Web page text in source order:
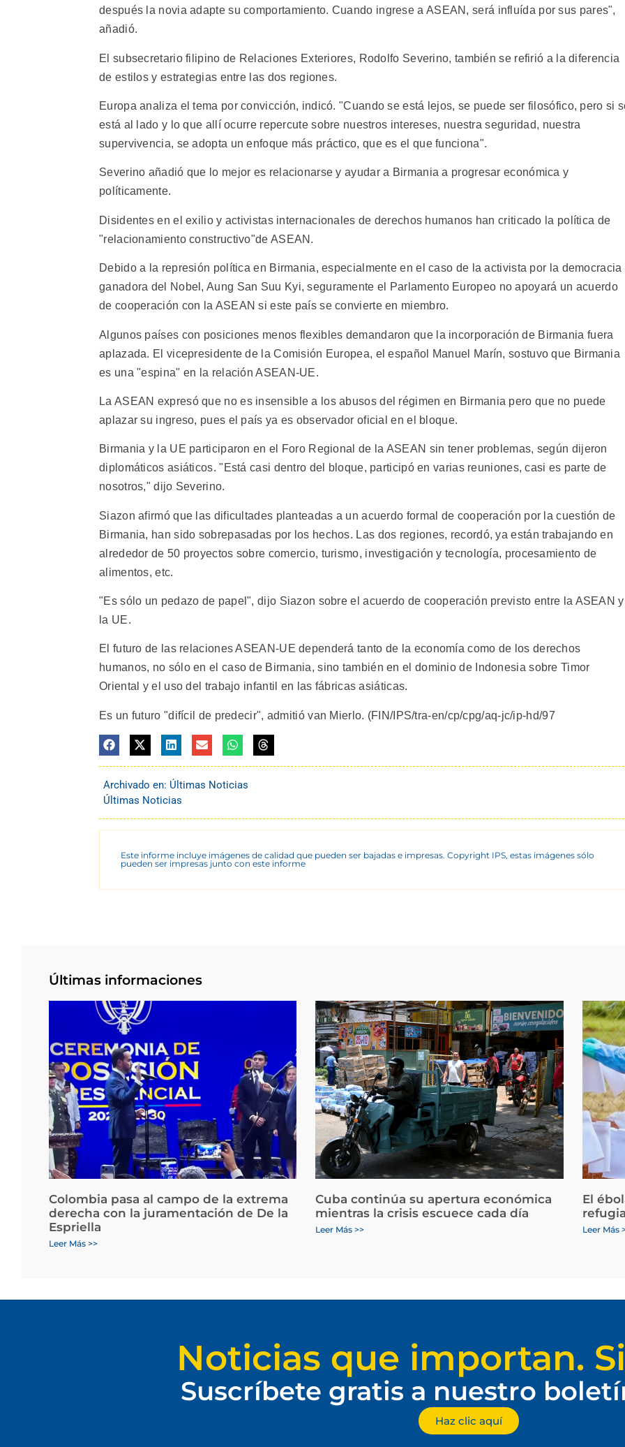
después la novia adapte su comportamiento. Cuando ingrese a ASEAN, será influída por sus pares",
añadió.
El subsecretario filipino de Relaciones Exteriores, Rodolfo Severino, también se refirió a la diferencia
de estilos y estrategias entre las dos regiones.
Europa analiza el tema por convicción, indicó. "Cuando se está lejos, se puede ser filosófico, pero si
está al lado y lo que allí ocurre repercute sobre nuestros intereses, nuestra seguridad, nuestra
supervivencia, se adopta un enfoque más práctico, que es el que funciona".
Severino añadió que lo mejor es relacionarse y ayudar a Birmania a progresar económica y
políticamente.
Disidentes en el exilio y activistas internacionales de derechos humanos han criticado la política de
"relacionamiento constructivo"de ASEAN.
Debido a la represión política en Birmania, especialmente en el caso de la activista por la democracia
ganadora del Nobel, Aung San Suu Kyi, seguramente el Parlamento Europeo no apoyará un acuerdo
de cooperación con la ASEAN si este país se convierte en miembro.
Algunos países con posiciones menos flexibles demandaron que la incorporación de Birmania fuera
aplazada. El vicepresidente de la Comisión Europea, el español Manuel Marín, sostuvo que Birmania
es una "espina" en la relación ASEAN-UE.
La ASEAN expresó que no es insensible a los abusos del régimen en Birmania pero que no puede
aplazar su ingreso, pues el país ya es observador oficial en el bloque.
Birmania y la UE participaron en el Foro Regional de la ASEAN sin tener problemas, según dijeron
diplomáticos asiáticos. "Está casi dentro del bloque, participó en varias reuniones, casi es parte de
nosotros," dijo Severino.
Siazon afirmó que las dificultades planteadas a un acuerdo formal de cooperación por la cuestión de
Birmania, han sido sobrepasadas por los hechos. Las dos regiones, recordó, ya están trabajando en
alrededor de 50 proyectos sobre comercio, turismo, investigación y tecnología, procesamiento de
alimentos, etc.
"Es sólo un pedazo de papel", dijo Siazon sobre el acuerdo de cooperación previsto entre la ASEAN y
la UE.
El futuro de las relaciones ASEAN-UE dependerá tanto de la economía como de los derechos
humanos, no sólo en el caso de Birmania, sino también en el dominio de Indonesia sobre Timor
Oriental y el uso del trabajo infantil en las fábricas asiáticas.
Es un futuro "difícil de predecir", admitió van Mierlo. (FIN/IPS/tra-en/cp/cpg/aq-jc/ip-hd/97
Archivado en: Últimas Noticias
Últimas Noticias
Este informe incluye imágenes de calidad que pueden ser bajadas e impresas. Copyright IPS, estas imágenes sólo
pueden ser impresas junto con este informe
Últimas informaciones
Colombia pasa al campo de la extrema
derecha con la juramentación de De la
Espriella
Leer Más >>
Cuba continúa su apertura económica
mientras la crisis escuece cada día
Leer Más >>
El
Leer Más
Noticias que importan.
Suscríbete gratis a nuestro
Haz clic aquí